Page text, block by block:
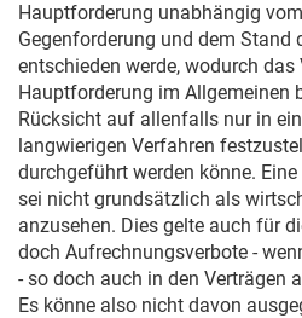
Hauptforderung unabhängig
Gegenforderung und dem Stand
entschieden werde, wodurch das
Hauptforderung im Allgemeinen
Rücksicht auf allenfalls nur in
langwierigen Verfahren
durchgeführt werden könne.
sei nicht grundsätzlich als
anzusehen. Dies gelte auch für
doch Aufrechnungsverbote -
- so doch auch in den Verträgen
Es könne also nicht davon